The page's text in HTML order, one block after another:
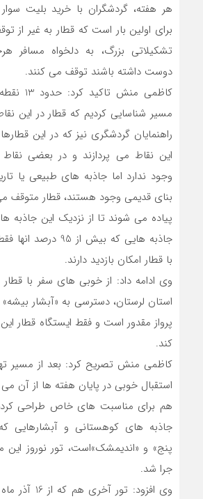
هر هفته، گردشگران با خرید بلیت
برای اولین بار است که قطار به غیر از
تشکیلاتی بزرگ، به دلخواه مسافر
دوست داشته باشند توقف می کنند.
کاظمی
مسیر شناسایی کردیم که قطار در این
راهنمایان گردشگری نیز که در این
این نقاط می پردازند و در بعضی
وجود ندارد اما جاذبه های طبیعی یا
بنای قدیمی وجود هستند، قطار متوقف
پیاده می شوند تا از نزدیک این جاذبه
جاذبه هایی که بیش از
با قطار امکان بازدید دارند.
وی ادامه داد: از خوبی های سفر با قطار
استان لرستان، دسترسی به «آبشار بیشه»
پرواز مقدور است و فقط ایستگاه قطار
کند.
کاظمی منش تصریح کرد: بعد از مسیر
استقبال خوبی در پایان هفته ها از آن
هم برای مناسبت های خاص طراحی
جاذبه های کوهستانی و آبشارهایی
پنج» و «اندیمشک»است، تور نوروز این
جرا شد.
وی افزود: تور